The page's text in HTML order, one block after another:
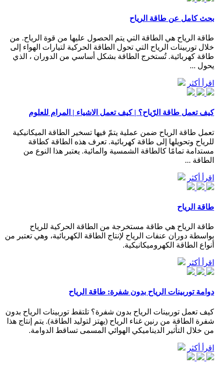
بحث كامل عن طاقة الرياح
طاقة الرياح هي الطاقة التي يتم الحصول عليها من قوة الرياح. من
خلال توربينات الرياح التي تحول الطاقة الحركية لتيارات الهواء إلى
طاقة كهربائية. تُستخرج الطاقة بشكل أساسي من الدوران ، الذي
يحول ...
اقرأ أكثر
كيف تعمل طاقة الرّياح؟ | كيف تعمل الاشياء | المرام للعلوم
تعمل طاقة الرياح ضمن عملية يتمّ فيها تسخير الطاقة الميكانيكية
للرياح وتحويلها إلى طاقة كهربائية. تعرف هذه الطاقة كطاقة
مستدامة تمامًا كالطاقة الشمسية والمائية. يعتبر هذا النوع من
الطاقة ...
اقرأ أكثر
طاقة الرياح
طاقة الرياح هي طاقة مستخرجة من الطاقة الحركية للرياح
بواسطة دوران عنفات الرياح لإنتاج الطاقة الكهربائية، وهي تعتبر من
أنواع الطاقة الكهروميكانيكية.
اقرأ أكثر
دوامة توربينات الرياح بدون شفرة: طاقة الرياح
كيف تعمل توربينات الرياح بدون شفرة؟ تلتقط توربينات الرياح بدون
شفرة الطاقة من رنين غناء الرياح (يهتز لتوليد الطاقة). يتم إنتاج هذا
من خلال التأثير الديناميكي الهوائي المسمى تساقط الدوامة.
اقرأ أكثر